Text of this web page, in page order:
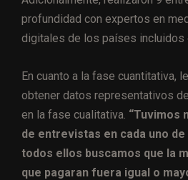
profundidad con expertos en
digitales de los países incluidos
En cuanto a la fase cuantitativa,
obtener datos representativos
en la fase cualitativa. “Tuvimos
de entrevistas en cada uno
todos ellos buscamos que la
que pagaran fuera igual o